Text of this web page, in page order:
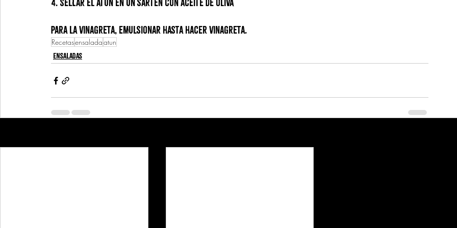
4. Sellar el atún en un sartén con aceite de oliva
Para la vinagreta, emulsionar hasta hacer vinagreta.
Recetasensaladaatun
Ensaladas